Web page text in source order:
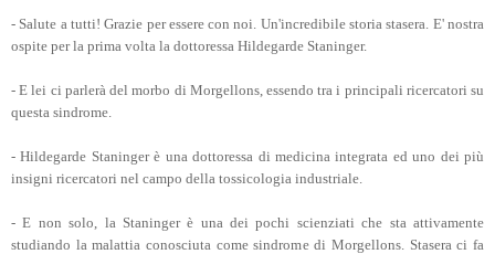
LINK
] rilasciata dalla tossicologa
californiana, Hildegarde Staninger,
documento di eccezionale valore in cui la
evidenziando cause e sintomi della malattia,
senza trascurare alcuni consigli per prevenire
TRASCRIZIONE